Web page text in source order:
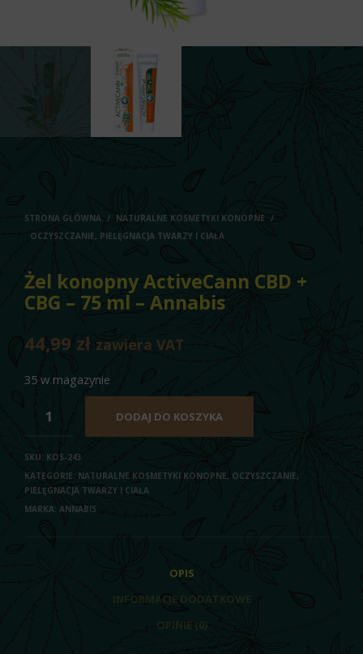
STRONA GŁÓWNA / NATURALNE KOSMETYKI KONOPNE
/
OCZYSZCZANIE, PIELĘGNACJA TWARZY I CIAŁA
Żel konopny ActiveCann CBD +
CBG – 75 ml – Annabis
44,99 zł zawiera VAT
35 w magazynie
DODAJ DO KOSZYKA
SKU: KOS-243
KATEGORIE: NATURALNE KOSMETYKI KONOPNE, OCZYSZCZANIE,
PIELĘGNACJA TWARZY I CIAŁA
MARKA: ANNABIS
OPIS
INFORMACJE DODATKOWE
OPINIE (0)